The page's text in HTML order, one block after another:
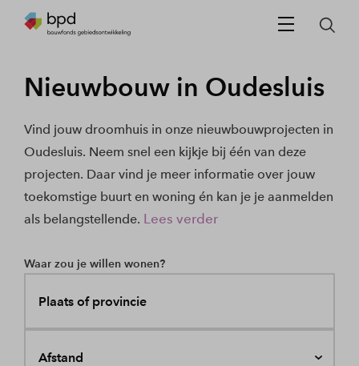
Nieuwbouw in Oudesluis
Vind jouw droomhuis in onze nieuwbouwprojecten in
Oudesluis. Neem snel een kijkje bij één van deze
projecten. Daar vind je meer informatie over jouw
toekomstige buurt en woning én kan je je aanmelden
als belangstellende. Lees verder
Waar zou je willen wonen?
Plaats of provincie
Afstand